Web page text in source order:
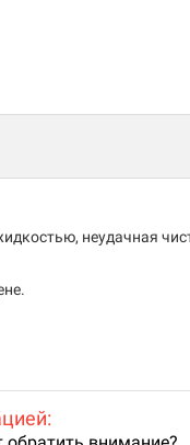
неудачная